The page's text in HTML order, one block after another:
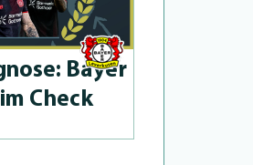
Bayer
Check